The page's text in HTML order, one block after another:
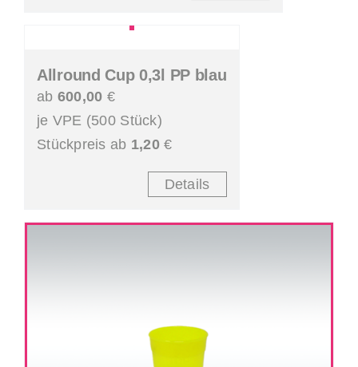
Allround Cup 0,3l PP blau
ab 600,00 €
je VPE (500 Stück)
Stückpreis ab 1,20€
Details